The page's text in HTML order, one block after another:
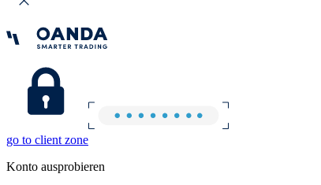
go to client zone
Konto ausprobieren